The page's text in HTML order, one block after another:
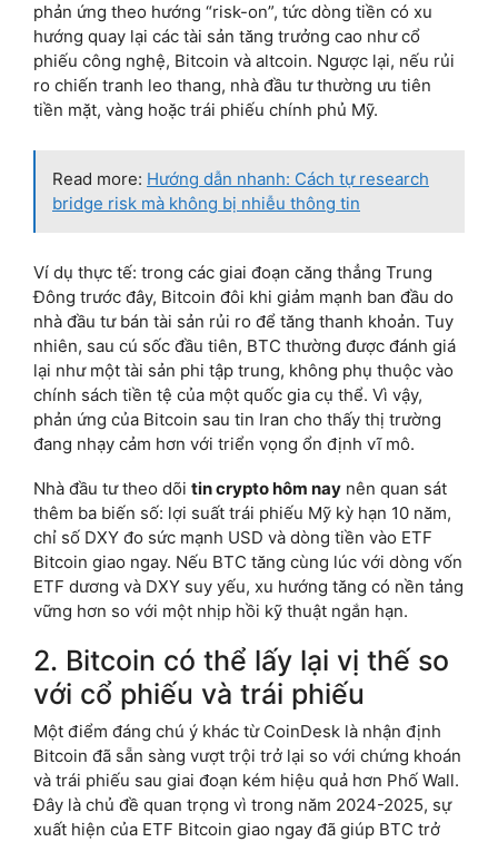
phản ứng theo hướng “risk-on”, tức dòng tiền có xu
hướng quay lại các tài sản tăng trưởng cao như cổ
phiếu công nghệ, Bitcoin và altcoin. Ngược lại, nếu rủi
ro chiến tranh leo thang, nhà đầu tư thường ưu tiên
tiền mặt, vàng hoặc trái phiếu chính phủ Mỹ.
Read more: Hướng dẫn nhanh: Cách tự research
bridge risk mà không bị nhiễu thông tin
Ví dụ thực tế: trong các giai đoạn căng thẳng Trung
Đông trước đây, Bitcoin đôi khi giảm mạnh ban đầu do
nhà đầu tư bán tài sản rủi ro để tăng thanh khoản. Tuy
nhiên, sau cú sốc đầu tiên, BTC thường được đánh giá
lại như một tài sản phi tập trung, không phụ thuộc vào
chính sách tiền tệ của một quốc gia cụ thể. Vì vậy,
phản ứng của Bitcoin sau tin Iran cho thấy thị trường
đang nhạy cảm hơn với triển vọng ổn định vĩ mô.
Nhà đầu tư theo dõi tin crypto hôm nay nên quan sát
thêm ba biến số: lợi suất trái phiếu Mỹ kỳ hạn 10 năm,
chỉ số DXY đo sức mạnh USD và dòng tiền vào ETF
Bitcoin giao ngay. Nếu BTC tăng cùng lúc với dòng vốn
ETF dương và DXY suy yếu, xu hướng tăng có nền tảng
vững hơn so với một nhịp hồi kỹ thuật ngắn hạn.
2. Bitcoin có thể lấy lại vị thế so
với cổ phiếu và trái phiếu
Một điểm đáng chú ý khác từ CoinDesk là nhận định
Bitcoin đã sẵn sàng vượt trội trở lại so với chứng khoán
và trái phiếu sau giai đoạn kém hiệu quả hơn Phố Wall.
Đây là chủ đề quan trọng vì trong năm 2024-2025, sự
xuất hiện của ETF Bitcoin giao ngay đã giúp BTC trở